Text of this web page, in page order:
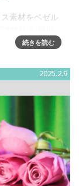
素材をベゼル
先端技術を搭
続きを読む
2025.2.9